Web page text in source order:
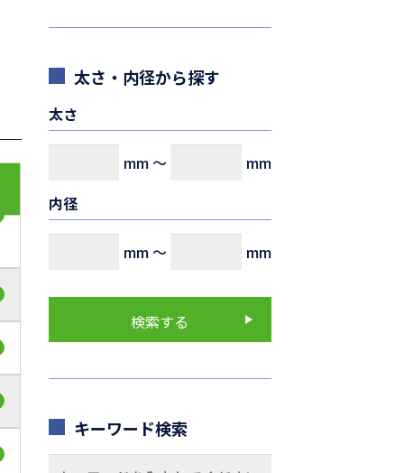
太さ・内径から探す
太さ
mm～
mm
内径
mm～ mm
キーワード検索